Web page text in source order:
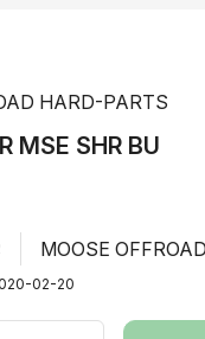
HARD-PARTS
MSE SHR BU
MOOSE
02-20